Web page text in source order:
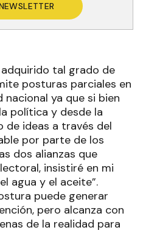
tal grado de
posturas parciales en
nacional ya que si bien
política y desde la
de ideas a través del
por parte de los
dos alianzas que
insistiré en mi
agua y el aceite”.
puede generar
pero alcanza con
de la realidad para